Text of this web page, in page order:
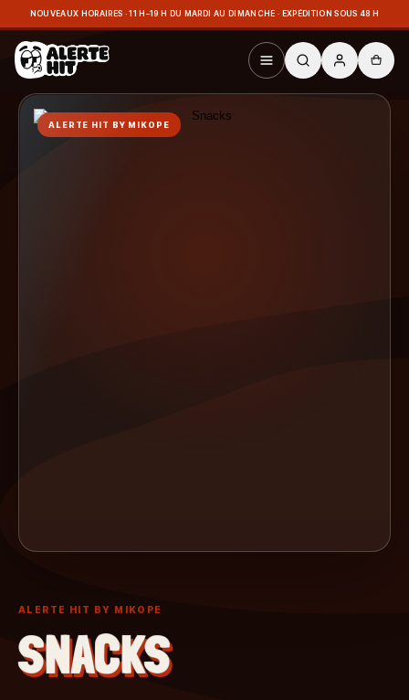
NOUVEAUX HORAIRES · 11 H–19 H DU MARDI AU DIMANCHE · EXPÉDITION SOUS 48 H
ALERTE HIT BY MIKOPE
ALERTE HIT BY MIKOPE
SNACKS